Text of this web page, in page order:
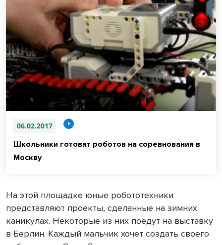
06.02.2017
Школьники готовят роботов на соревнования в
Москву
На этой площадке юные робототехники
представляют проекты, сделанные на зимних
каникулах. Некоторые из них поедут на выставку
в Берлин. Каждый мальчик хочет создать своего